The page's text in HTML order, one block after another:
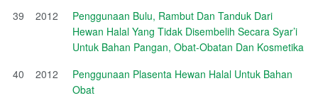
39
2012
Penggunaan Bulu, Rambut Dan Tanduk Dari
Hewan Halal Yang Tidak Disembelih Secara Syar’i
Untuk Bahan Pangan, Obat-Obatan Dan Kosmetika
40
2012
Penggunaan Plasenta Hewan Halal Untuk Bahan
Obat